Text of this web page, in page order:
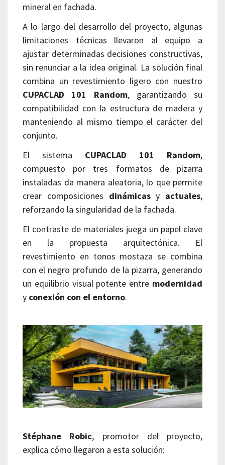
mineral en fachada.
A lo largo del desarrollo del proyecto, algunas
limitaciones técnicas llevaron al equipo a
ajustar determinadas decisiones constructivas,
sin renunciar a la idea original. La solución final
combina un revestimiento ligero con nuestro
CUPACLAD 101 Random, garantizando su
compatibilidad con la estructura de madera y
manteniendo al mismo tiempo el carácter del
conjunto.
El sistema CUPACLAD 101 Random,
compuesto por tres formatos de pizarra
instaladas da manera aleatoria, lo que permite
crear composiciones dinámicasy actuales,
reforzando la singularidad de la fachada.
El contraste de materiales juega un papel clave
en la propuesta arquitectónica. El
revestimiento en tonos mostaza se combina
con el negro profundo de la pizarra, generando
un equilibrio visual potente entre modernidad
y conexión con el entorno.
Stéphane Robic, promotor del proyecto,
explica cómo llegaron a esta solución: